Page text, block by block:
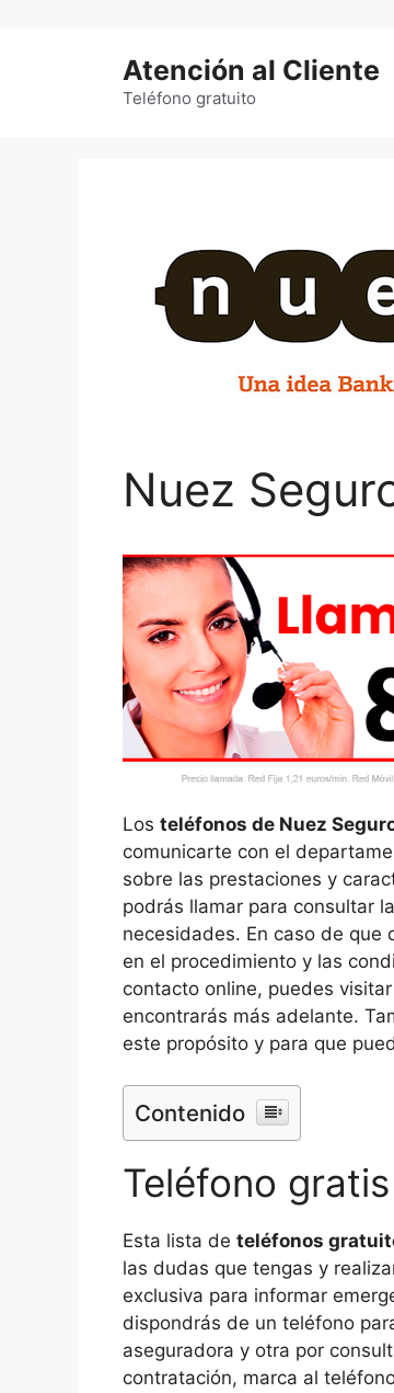
Atención al Cliente
Teléfono gratuito
Nuez
Los teléfonos de Nuez
comunicarte con el
sobre las prestaciones y
podrás llamar para consultar
necesidades. En caso de que
en el procedimiento y las
contacto online, puedes
encontrarás más adelante.
este propósito y para que
Contenido
Teléfono
Esta lista de teléfonos
las dudas que tengas y
exclusiva para informar
dispondrás de un teléfono
aseguradora y otra por
contratación, marca al